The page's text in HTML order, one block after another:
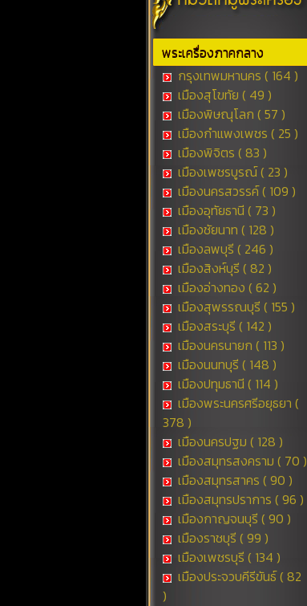
พระเครื่องภาคกลาง
กรุงเทพมหานคร ( 164 )
เมืองสุโขทัย ( 49 )
เมืองพิษณุโลก ( 57 )
เมืองกำแพงเพชร ( 25 )
เมืองพิจิตร ( 83 )
เมืองเพชรบูรณ์ ( 23 )
เมืองนครสวรรค์ ( 109 )
เมืองอุทัยธานี ( 73 )
เมืองชัยนาท ( 128 )
เมืองลพบุรี ( 246 )
เมืองสิงห์บุรี ( 82 )
เมืองอ่างทอง ( 62 )
เมืองสุพรรณบุรี ( 155 )
เมืองสระบุรี ( 142 )
เมืองนครนายก ( 113 )
เมืองนนทบุรี ( 148 )
เมืองปทุมธานี ( 114 )
เมืองพระนครศรีอยุธยา (
378 )
เมืองนครปฐม ( 128 )
เมืองสมุทรสงคราม ( 70 )
เมืองสมุทรสาคร ( 90 )
เมืองสมุทรปราการ ( 96 )
เมืองกาญจนบุรี ( 90 )
เมืองราชบุรี ( 99 )
เมืองเพชรบุรี ( 134 )
เมืองประจวบคีรีขันธ์ ( 82
)